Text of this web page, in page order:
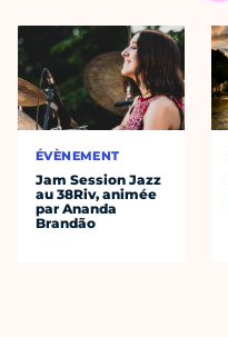
ÉVÈNEMENT
Jam Session Jazz
au 38Riv, animée
par Ananda
Brandão